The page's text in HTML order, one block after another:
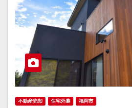
不動産売却 住宅外装 福岡市